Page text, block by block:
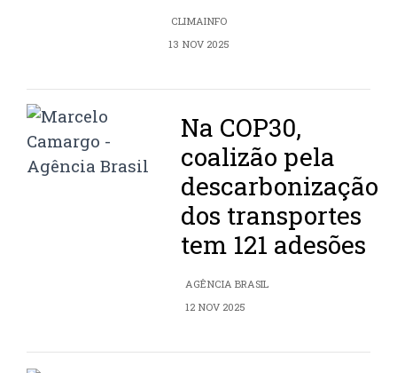
CLIMAINFO
13 NOV 2025
Na COP30,
coalizão pela
descarbonização
dos transportes
tem 121 adesões
AGÊNCIA BRASIL
12 NOV 2025